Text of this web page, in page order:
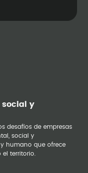
social y
desafíos de empresas
social y
humano que ofrece
territorio.